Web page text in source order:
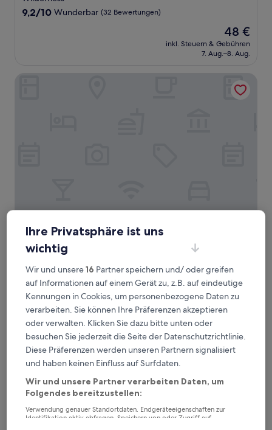
Unterkunft
9.2
9,2/10 Wunderbar (32 Bewertungen)
Der
Preis
beträgt
48 €
inkl. Steuern & Gebühren
7. Aug.–8. Aug.
Whales Way Ocean Retreat
Sterne-
Unterkunft
Wilderness Beach
8.8
10,
Hervorragend,
(39
Bewertungen)
8,8/10 Hervorragend (39 Bewertungen)
Der
Preis
71 €
inkl. Steuern & Gebühren
7. Aug.–8. Aug.
Mes Amis Beach Guesthouse
Ihre Privatsphäre ist uns
wichtig
Wir und unsere16 Partner speichern und/ oder greifen
auf Informationen auf einem Gerät zu, z.B. auf eindeutige
Kennungen in Cookies, um personenbezogene Daten zu
verarbeiten. Sie können Ihre Präferenzen akzeptieren
oder verwalten. Klicken Sie dazu bitte unten oder
besuchen Sie jederzeit die Seite der Datenschutzrichtlinie.
Diese Präferenzen werden unseren Partnern signalisiert
und haben keinen Einfluss auf Surfdaten.
Wir und unsere Partner verarbeiten Daten, um
Folgendes bereitzustellen:
Verwendung genauer Standortdaten. Endgeräteeigenschaften zur
Identifikation aktiv abfragen. Speichern von oder Zugriff auf